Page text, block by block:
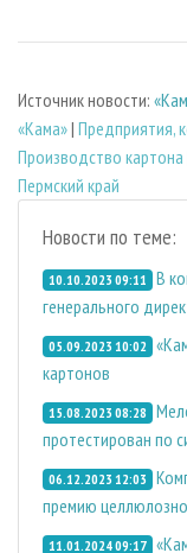
Источник новости:
«Кама»| Предприятия,
Производство картона
Пермский край
Новости по теме:
10.10.2023 09:11 В
генерального
05.09.2023 10:02
картонов
15.08.2023 08:28
протестирован по
06.12.2023 12:03
премию
11.01.2024 09:17